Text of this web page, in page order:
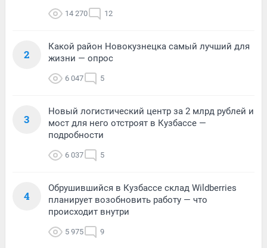
14 270 12
2
Какой район Новокузнецка самый лучший для
жизни — опрос
6 047 5
3
Новый логистический центр за 2 млрд рублей и
мост для него отстроят в Кузбассе —
подробности
6 037 5
4
Обрушившийся в Кузбассе склад Wildberries
планирует возобновить работу — что
происходит внутри
5 975 9